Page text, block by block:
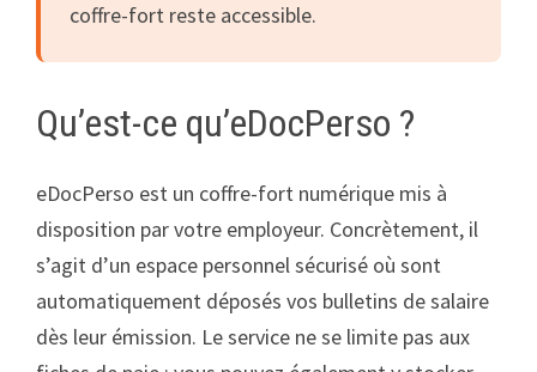
coffre-fort reste accessible.
Qu’est-ce qu’eDocPerso ?
eDocPerso est un coffre-fort numérique mis à
disposition par votre employeur. Concrètement, il
s’agit d’un espace personnel sécurisé où sont
automatiquement déposés vos bulletins de salaire
dès leur émission. Le service ne se limite pas aux